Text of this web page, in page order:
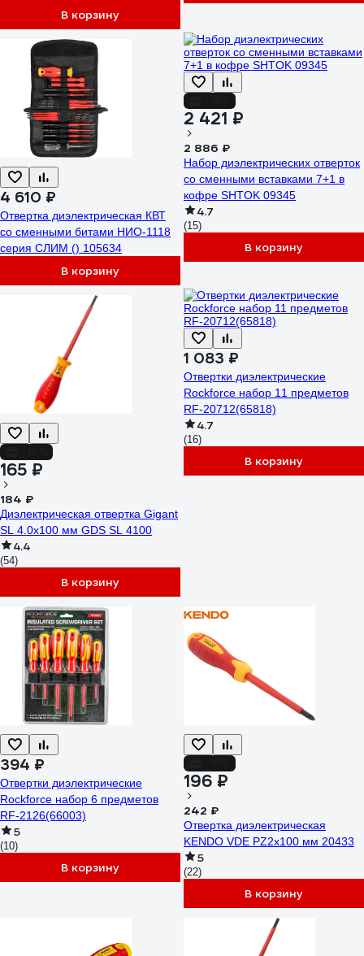
В корзину
4 610 ₽
Отвертка диэлектрическая КВТ
со сменными битами НИО-1118
серия СЛИМ () 105634
В корзину
2 421 ₽
2 886 ₽
Набор диэлектрических отверток
со сменными вставками 7+1 в
кофре SHTOK 09345
4.7
(15)
В корзину
165 ₽
184 ₽
Диэлектрическая отвертка Gigant
SL 4.0x100 мм GDS SL 4100
4.4
(54)
В корзину
1 083 ₽
Отвертки диэлектрические
Rockforce набор 11 предметов
RF-20712(65818)
4.7
(16)
В корзину
394 ₽
Отвертки диэлектрические
Rockforce набор 6 предметов
RF-2126(66003)
5
(10)
В корзину
196 ₽
242 ₽
Отвертка диэлектрическая
KENDO VDE PZ2x100 мм 20433
5
(22)
В корзину